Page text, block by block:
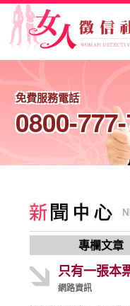
免費服務電話
0800-
專欄文章
只有一張本
網路資訊